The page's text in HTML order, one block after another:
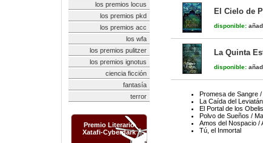
los premios locus
los premios pkd
los premios acc
los wfa
los premios pulitzer
los premios ignotus
ciencia ficción
fantasía
terror
Premio Literario
Xatafi-Cyberdark
El Cielo de
disponible:
La Quinta
disponible:
Promesa de Sangre
La Caída del
El Portal de los
Polvo de Sueños /
Amos del Nospacio /
Tú, el Inmortal